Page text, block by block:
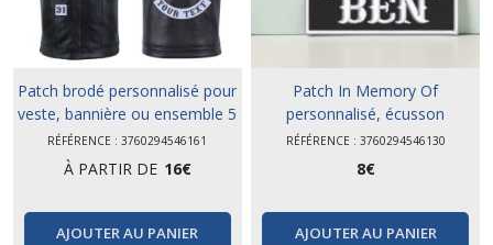
Patch brodé personnalisé pour
veste, bannière ou ensemble 5
pièces
RÉFÉRENCE : 3760294546161
À PARTIR DE 16€
AJOUTER AU PANIER
Patch In Memory Of
personnalisé, écusson
commémoratif brodé
RÉFÉRENCE : 3760294546130
8€
AJOUTER AU PANIER